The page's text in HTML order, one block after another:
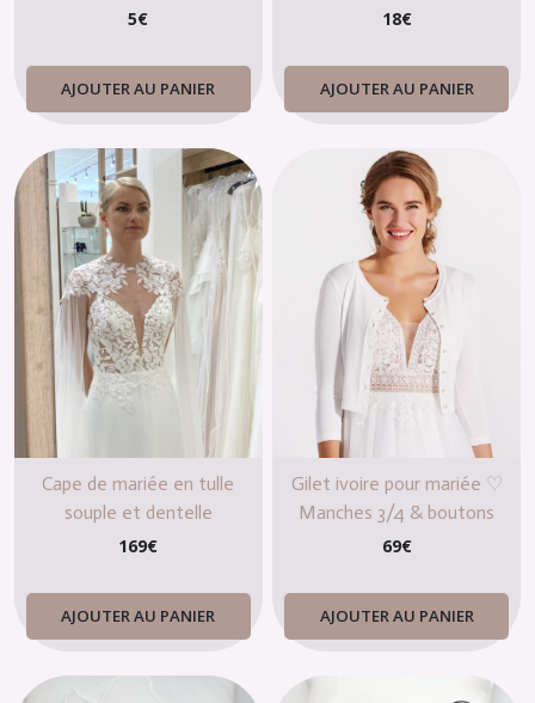
mariée
5€
AJOUTER AU PANIER
18€
AJOUTER AU PANIER
Cape de mariée en tulle
souple et dentelle
169€
AJOUTER AU PANIER
Gilet ivoire pour mariée ♡
Manches 3/4 & boutons
perles nacrées – Élégant pour
69€
AJOUTER AU PANIER